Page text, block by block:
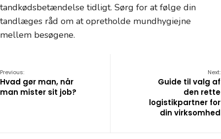
tandkødsbetændelse tidligt. Sørg for at følge din
tandlæges råd om at opretholde mundhygiejne
mellem besøgene.
Previous:
Hvad gør man, når
man mister sit job?
Next:
Guide til valg af
den rette
logistikpartner for
din virksomhed